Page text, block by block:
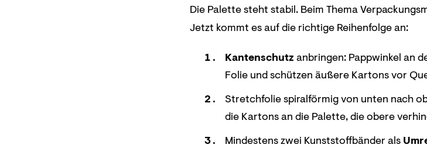
Die Palette steht stabil. Beim Thema
Jetzt kommt es auf die richtige Reihenfolge an:
Kantenschutz anbringen: Pappwinkel an
Folie und schützen äußere Kartons vor
Stretchfolie spiralförmig von unten nach
die Kartons an die Palette, die obere
Mindestens zwei Kunststoffbänder als